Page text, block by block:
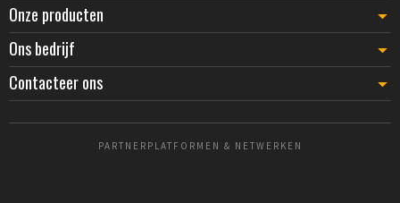
Onze producten
Ons bedrijf
Contacteer ons
PARTNERPLATFORMEN & NETWERKEN